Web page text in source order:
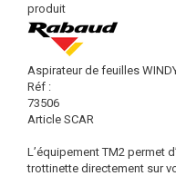
produit
Aspirateur de feuilles
Réf :
73506
Article SCAR
L’équipement TM2 permet
trottinette directement sur